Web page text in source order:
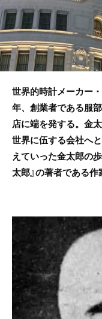
世界的時計メーカー
年、創業者である服
店に端を発する。金
世界に伍する会社へ
えていった金太郎の
太郎』の著者である